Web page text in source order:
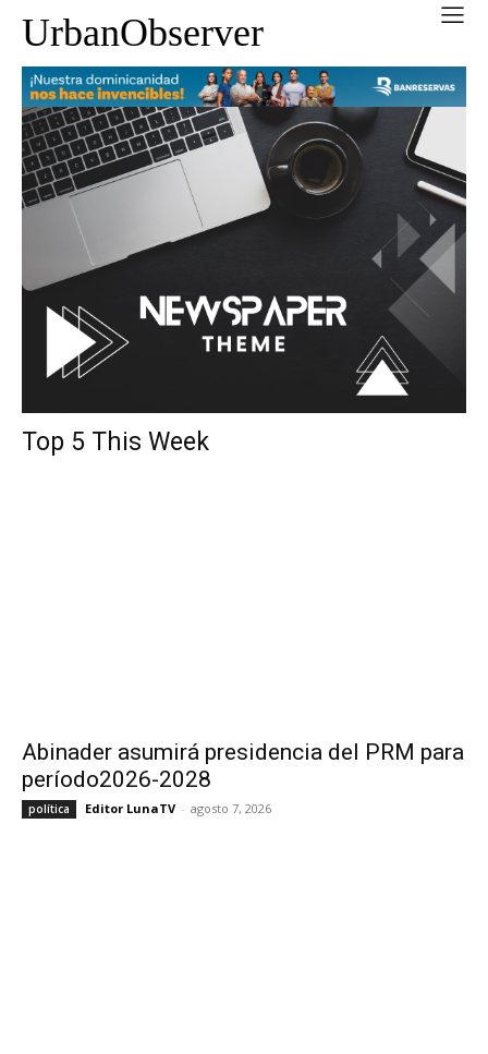
UrbanObserver
Top 5 This Week
Abinader asumirá presidencia del PRM para
período2026-2028
política Editor LunaTV - agosto 7, 2026